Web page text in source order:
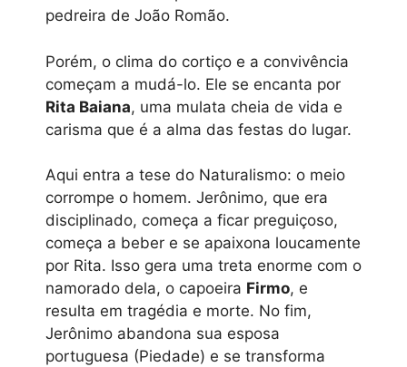
pedreira de João Romão.
Porém, o clima do cortiço e a convivência
começam a mudá-lo. Ele se encanta por
Rita Baiana, uma mulata cheia de vida e
carisma que é a alma das festas do lugar.
Aqui entra a tese do Naturalismo: o meio
corrompe o homem. Jerônimo, que era
disciplinado, começa a ficar preguiçoso,
começa a beber e se apaixona loucamente
por Rita. Isso gera uma treta enorme com o
namorado dela, o capoeira Firmo, e
resulta em tragédia e morte. No fim,
Jerônimo abandona sua esposa
portuguesa (Piedade) e se transforma